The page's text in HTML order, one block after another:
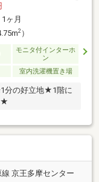
1ヶ月
2）
モニタ付インターホ
ン
室内洗濯機置き場
分の好立地★1階に
★
京王多摩センター